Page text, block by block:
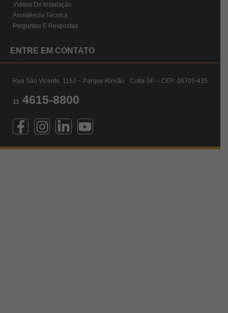
Vídeos De Instalação
Assistência Técnica
Perguntas E Respostas
ENTRE EM CONTATO
Rua São Vicente, 1152 – Parque Rincão Cotia-SP – CEP: 06705-435
11 4615-8800